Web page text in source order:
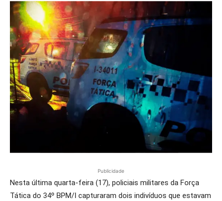
Publicidade
Nesta última quarta-feira (17), policiais militares da Força
Tática do 34º BPM/I capturaram dois indivíduos que estavam